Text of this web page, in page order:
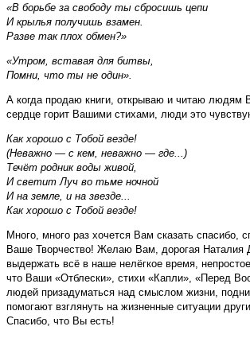
«В борьбе за свободу ты сбросишь цепи
И крылья получишь взамен.
Разве так плох обмен?»
«Утром, вставая для битвы,
Помни, что ты не один».
А когда продаю книги, открываю и читаю людям
сердце горит Вашими стихами, люди это
Как хорошо с Тобой везде!
(Неважно — с кем, неважно — где...)
Течёт родник воды живой,
И светит Луч во тьме ночной
И на земле, и на звезде...
Как хорошо с Тобой везде!
Много, много раз хочется Вам сказать спасибо,
Ваше Творчество! Желаю Вам, дорогая Наталия
выдержать всё в наше нелёгкое время,
что Ваши «Отблески», стихи «Капли», «Перед
людей призадуматься над смыслом жизни,
помогают взглянуть на жизненные ситуации
Спасибо, что Вы есть!